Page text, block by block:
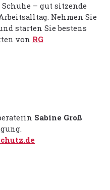
Schuhe – gut sitzende
Nehmen Sie
starten Sie bestens
von RG
Sabine Groß